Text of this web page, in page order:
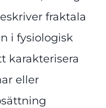
fraktala
i fysiologisk
karakterisera
eller